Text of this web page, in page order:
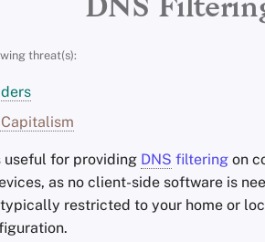
DNS
threat(s):
useful for providing DNS filtering on
as no client-side software is
restricted to your home or